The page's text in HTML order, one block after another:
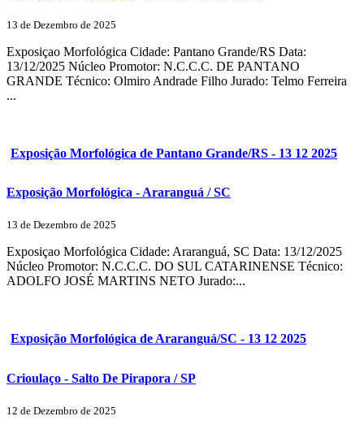
13 de Dezembro de 2025
Exposiçao Morfológica Cidade: Pantano Grande/RS Data:
13/12/2025 Núcleo Promotor: N.C.C.C. DE PANTANO
GRANDE Técnico: Olmiro Andrade Filho Jurado: Telmo Ferreira
...
Exposição Morfológica de Pantano Grande/RS - 13 12 2025
Exposição Morfológica - Araranguá / SC
13 de Dezembro de 2025
Exposiçao Morfológica Cidade: Araranguá, SC Data: 13/12/2025
Núcleo Promotor: N.C.C.C. DO SUL CATARINENSE Técnico:
ADOLFO JOSÉ MARTINS NETO Jurado:...
Exposição Morfológica de Araranguá/SC - 13 12 2025
Crioulaço - Salto De Pirapora / SP
12 de Dezembro de 2025